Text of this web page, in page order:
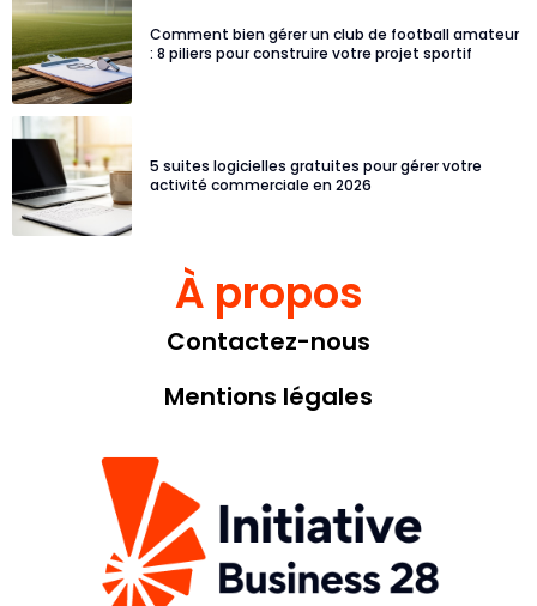
Comment bien gérer un club de football amateur
: 8 piliers pour construire votre projet sportif
5 suites logicielles gratuites pour gérer votre
activité commerciale en 2026
À propos
Contactez-nous
Mentions légales